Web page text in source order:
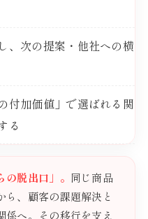
、次の提案・他社への横
付加価値」で選ばれる関
る
脱出口」。 同じ商品
ら、顧客の課題解決と
係へ。その移行を支え